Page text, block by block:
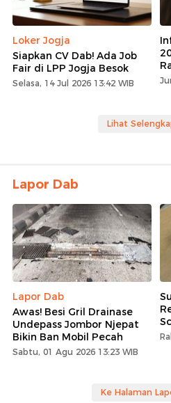
Loker Jogja
Siapkan CV Dab! Ada Job
Fair di LPP Jogja Besok
Selasa, 14 Jul 2026 13:42 WIB
Lihat
Lapor Dab
Lapor Dab
Awas! Besi Gril Drainase
Undepass Jombor Njepat
Bikin Ban Mobil Pecah
Sabtu, 01 Agu 2026 13:23 WIB
Ke Halaman